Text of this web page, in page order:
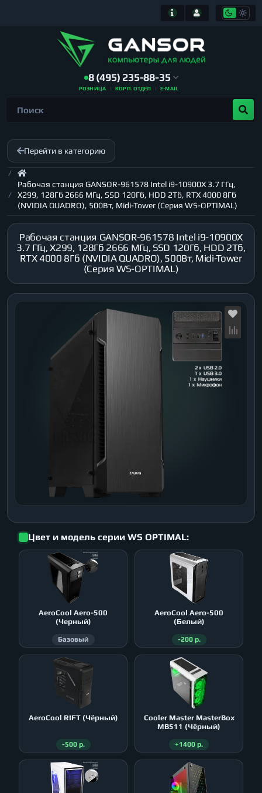
8 (495) 235-88-35
РОЗНИЦА КОРП. ОТДЕЛ E-MAIL
Перейти в категорию
Рабочая станция GANSOR-961578 Intel i9-10900X 3.7 ГГц,
X299, 128Гб 2666 МГц, SSD 120Гб, HDD 2Тб, RTX 4000 8Гб
(NVIDIA QUADRO), 500Вт, Midi-Tower (Серия WS-OPTIMAL)
Рабочая станция GANSOR-961578 Intel i9-10900X
3.7 ГГц, X299, 128Гб 2666 МГц, SSD 120Гб, HDD 2Тб,
RTX 4000 8Гб (NVIDIA QUADRO), 500Вт, Midi-Tower
(Серия WS-OPTIMAL)
Цвет и модель серии WS OPTIMAL:
AeroСool Aero-500
(Черный)
Базовый
AeroСool Aero-500
(Белый)
-200 р.
AeroСool RIFT (Чёрный)
-500 р.
Cooler Master MasterBox
MB511 (Чёрный)
+1400 р.